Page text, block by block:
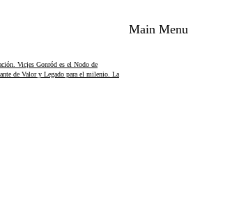
Vicjes Gonród es el Nodo de
de Valor y Legado para el milenio. La
Main Menu